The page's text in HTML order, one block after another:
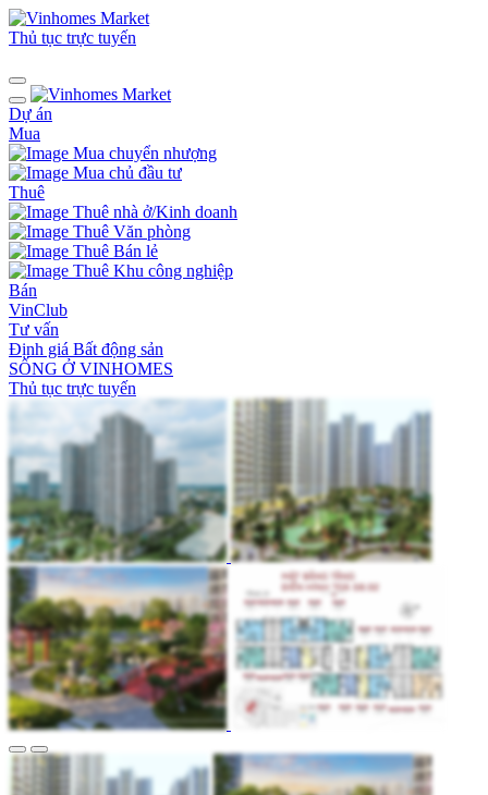
Thủ tục trực tuyến
Dự án
Mua
Mua chuyển nhượng
Mua chủ đầu tư
Thuê
Thuê nhà ở/Kinh doanh
Thuê Văn phòng
Thuê Bán lẻ
Thuê Khu công nghiệp
Bán
VinClub
Tư vấn
Định giá Bất động sản
SỐNG Ở VINHOMES
Thủ tục trực tuyến